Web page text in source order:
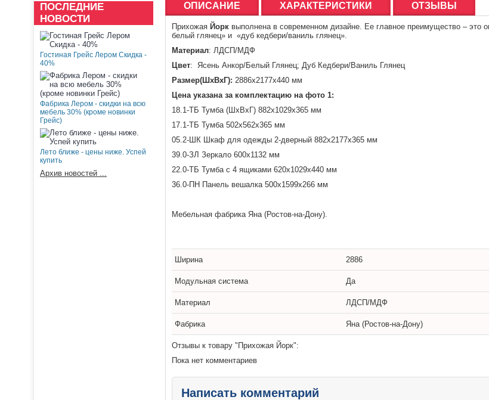
ПОСЛЕДНИЕ
НОВОСТИ
Гостиная Грейс Лером Скидка -
40%
Фабрика Лером - скидки на всю
мебель 30% (кроме новинки
Грейс)
Лето ближе - цены ниже. Успей
купить
Архив новостей ...
ОПИСАНИЕ ХАРАКТЕРИСТИКИ ОТЗЫВЫ
Прихожая Йорк выполнена в современном дизайне. Ее главное преимущество – это
белый глянец» и «дуб кедбери/ваниль глянец».
Материал: ЛДСП/МДФ
Цвет: Ясень Анкор/Белый Глянец; Дуб Кедбери/Ваниль Глянец
Размер(ШхВхГ): 2886х2177х440 мм
Цена указана за комплектацию на фото 1:
18.1-ТБ Тумба (ШхВхГ) 882х1029х365 мм
17.1-ТБ Тумба 502х562х365 мм
05.2-ШК Шкаф для одежды 2-дверный 882х2177х365 мм
39.0-ЗЛ Зеркало 600х1132 мм
22.0-ТБ Тумба с 4 ящиками 620х1029х440 мм
36.0-ПН Панель вешалка 500х1599х266 мм
Мебельная фабрика Яна (Ростов-на-Дону).
Ширина 2886
Модульная система Да
Материал ЛДСП/МДФ
Фабрика Яна (Ростов-на-Дону)
Отзывы к товару "Прихожая Йорк":
Пока нет комментариев
Написать комментарий